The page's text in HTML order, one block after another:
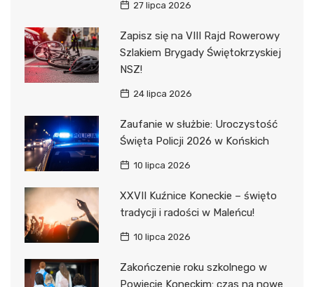
27 lipca 2026
Zapisz się na VIII Rajd Rowerowy
Szlakiem Brygady Świętokrzyskiej
NSZ!
24 lipca 2026
Zaufanie w służbie: Uroczystość
Święta Policji 2026 w Końskich
10 lipca 2026
XXVII Kuźnice Koneckie – święto
tradycji i radości w Maleńcu!
10 lipca 2026
Zakończenie roku szkolnego w
Powiecie Koneckim: czas na nowe